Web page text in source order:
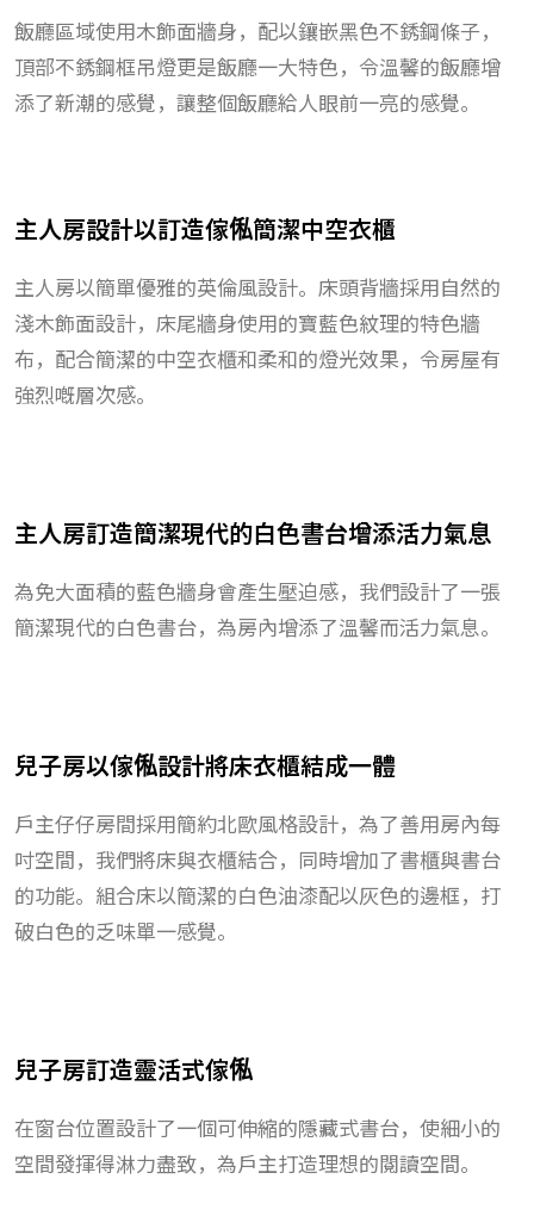
飯廳區域使用木飾面牆身，配以鑲嵌黑色不銹鋼條子，
頂部不銹鋼框吊燈更是飯廳一大特色，令溫馨的飯廳增
添了新潮的感覺，讓整個飯廳給人眼前一亮的感覺。
主人房設計以訂造傢俬簡潔中空衣櫃
主人房以簡單優雅的英倫風設計。床頭背牆採用自然的
淺木飾面設計，床尾牆身使用的寶藍色紋理的特色牆
布，配合簡潔的中空衣櫃和柔和的燈光效果，令房屋有
強烈嘅層次感。
主人房訂造簡潔現代的白色書台增添活力氣息
為免大面積的藍色牆身會產生壓迫感，我們設計了一張
簡潔現代的白色書台，為房內增添了溫馨而活力氣息。
兒子房以傢俬設計將床衣櫃結成一體
戶主仔仔房間採用簡約北歐風格設計，為了善用房內每
吋空間，我們將床與衣櫃結合，同時增加了書櫃與書台
的功能。組合床以簡潔的白​​色油漆配以灰色的邊框，打
破白色的乏味單一感覺。
兒子房訂造靈活式傢俬
在窗台位置設計了一個可伸縮的隱藏式書台，使細小的
空間發揮得淋力盡致，為戶主打造理想的閱讀空間。